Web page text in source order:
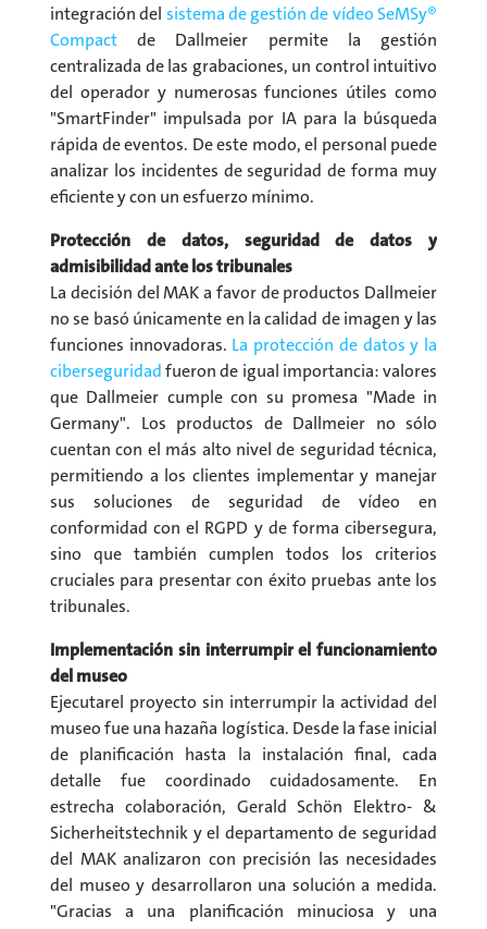
integración del sistema de gestión de vídeo SeMSy®
Compact de Dallmeier permite la gestión
centralizada de las grabaciones, un control intuitivo
del operador y numerosas funciones útiles como
"SmartFinder" impulsada por IA para la búsqueda
rápida de eventos. De este modo, el personal puede
analizar los incidentes de seguridad de forma muy
eficiente y con un esfuerzo mínimo.
Protección de datos, seguridad de datos y
admisibilidad ante los tribunales
La decisión del MAK a favor de productos Dallmeier
no se basó únicamente en la calidad de imagen y las
funciones innovadoras. La protección de datos y la
ciberseguridadfueron de igual importancia: valores
que Dallmeier cumple con su promesa "Made in
Germany". Los productos de Dallmeier no sólo
cuentan con el más alto nivel de seguridad técnica,
permitiendo a los clientes implementar y manejar
sus soluciones de seguridad de vídeo en
conformidad con el RGPD y de forma cibersegura,
sino que también cumplen todos los criterios
cruciales para presentar con éxito pruebas ante los
tribunales.
Implementación sin interrumpir el funcionamiento
del museo
Ejecutarel proyecto sin interrumpir la actividad del
museo fue una hazaña logística. Desde la fase inicial
de planificación hasta la instalación final, cada
detalle fue coordinado cuidadosamente. En
estrecha colaboración, Gerald Schön Elektro- &
Sicherheitstechnik y el departamento de seguridad
del MAK analizaron con precisión las necesidades
del museo y desarrollaron una solución a medida.
"Gracias a una planificación minuciosa y una